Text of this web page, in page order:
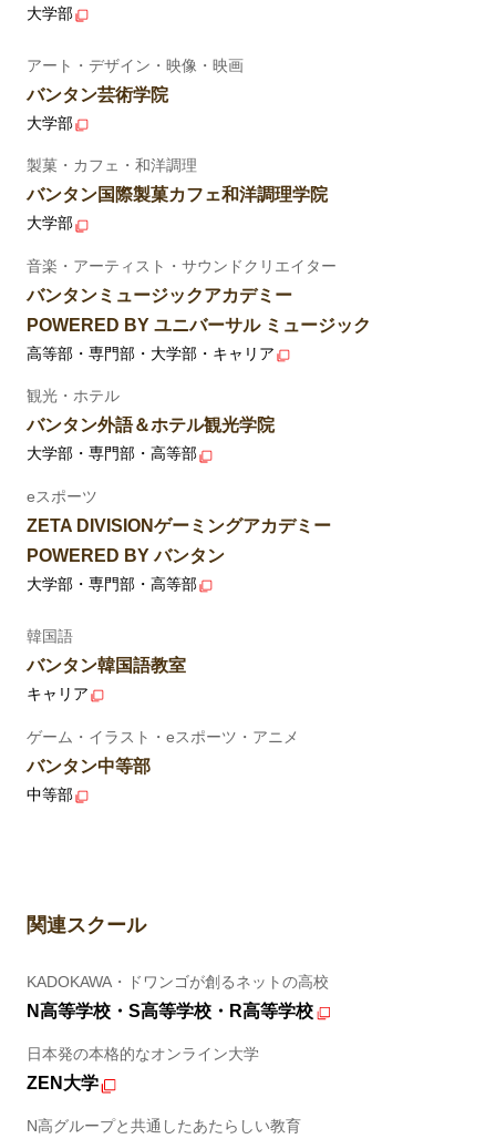
大学部
アート・デザイン・映像・映画
バンタン芸術学院
大学部
製菓・カフェ・和洋調理
バンタン国際製菓カフェ和洋調理学院
大学部
音楽・アーティスト・サウンドクリエイター
バンタンミュージックアカデミー
POWERED BY ユニバーサル ミュージック
高等部・専門部・大学部・キャリア
観光・ホテル
バンタン外語＆ホテル観光学院
大学部・専門部・高等部
eスポーツ
ZETA DIVISIONゲーミングアカデミー
POWERED BY バンタン
大学部・専門部・高等部
韓国語
バンタン韓国語教室
キャリア
ゲーム・イラスト・eスポーツ・アニメ
バンタン中等部
中等部
関連スクール
KADOKAWA・ドワンゴが創るネットの高校
N高等学校・S高等学校・R高等学校
日本発の本格的なオンライン大学
ZEN大学
N高グループと共通したあたらしい教育